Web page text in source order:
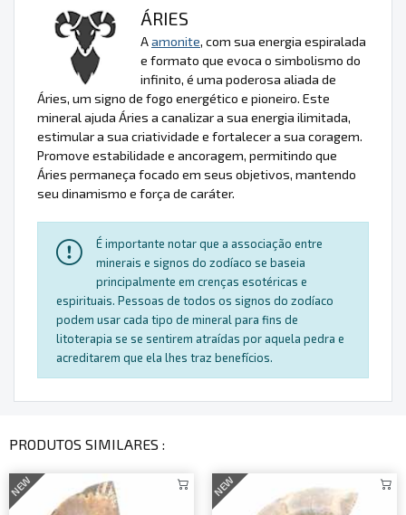
ÁRIES
Aamonite, com sua energia espiralada
e formato que evoca o simbolismo do
infinito, é uma poderosa aliada de
Áries, um signo de fogo energético e pioneiro. Este
mineral ajuda Áries a canalizar a sua energia ilimitada,
estimular a sua criatividade e fortalecer a sua coragem.
Promove estabilidade e ancoragem, permitindo que
Áries permaneça focado em seus objetivos, mantendo
seu dinamismo e força de caráter.
É importante notar que a associação entre
minerais e signos do zodíaco se baseia
principalmente em crenças esotéricas e
espirituais. Pessoas de todos os signos do zodíaco
podem usar cada tipo de mineral para fins de
litoterapia se se sentirem atraídas por aquela pedra e
acreditarem que ela lhes traz benefícios.
PRODUTOS SIMILARES :
NEW NEW